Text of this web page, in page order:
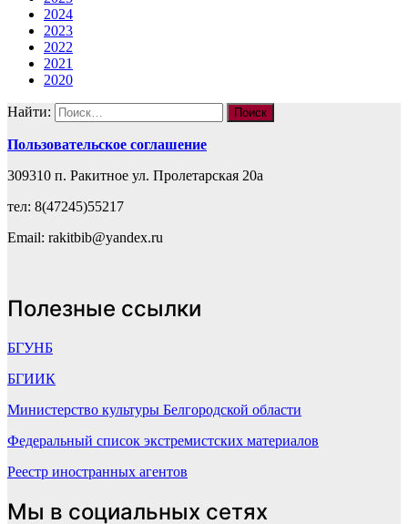
2024
2023
2022
2021
2020
Найти:
Пользовательское соглашение
309310 п. Ракитное ул. Пролетарская 20а
тел: 8(47245)55217
Email: rakitbib@yandex.ru
Полезные ссылки
БГУНБ
БГИИК
Министерство культуры Белгородской области
Федеральный список экстремистских материалов
Реестр иностранных агентов
Мы в социальных сетях